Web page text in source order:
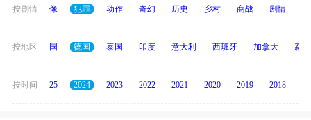
按剧情青春偶像 犯罪 动作 奇幻 历史 乡村 商战 剧情
按地区
日本 韩国 德国 泰国 印度 意大利 西班牙 加拿大 新
按时间
2026 2025 2024 2023 2022 2021 2020 2019 2018